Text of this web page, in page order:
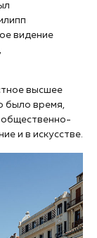
видение
высшее
было время,
общественно-
и в искусстве.